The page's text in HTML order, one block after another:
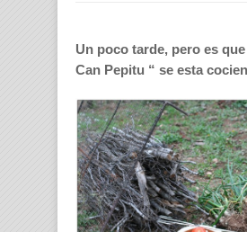
Un poco tarde, pero es
Can Pepitu “ se esta